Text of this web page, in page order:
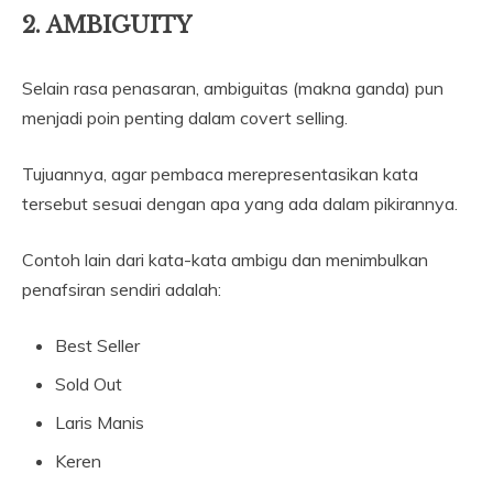
2. AMBIGUITY
Selain rasa penasaran, ambiguitas (makna ganda) pun
menjadi poin penting dalam covert selling.
Tujuannya, agar pembaca merepresentasikan kata
tersebut sesuai dengan apa yang ada dalam pikirannya.
Contoh lain dari kata-kata ambigu dan menimbulkan
penafsiran sendiri adalah:
Best Seller
Sold Out
Laris Manis
Keren